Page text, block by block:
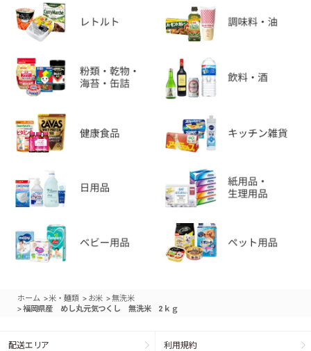
ホーム >米・麺類 > お米 >無洗米
>福岡県産 めし丸元気つくし 無洗米 2ｋｇ
配送エリア 利用規約